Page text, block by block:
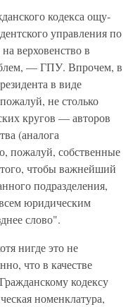
кодекса ощу­
управления по
верховенство в
— ГПУ. Впрочем, в
в виде
не столько
кругов — авторов
(аналога
пожалуй, собственные
чтобы важнейший
подразделения,
юридическим
слово".
нигде это не
что в качестве
кодексу
номенклатура,